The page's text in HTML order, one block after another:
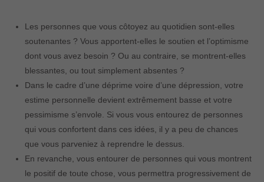
Les personnes que vous côtoyez au quotidien sont-elles
soutenantes ? Vous apportent-elles le soutien et l’optimisme
dont vous avez besoin ? Ou au contraire, se montrent-elles
blessantes, ou tout simplement absentes ?
Dans le cadre d’une déprime voire d’une dépression, votre
estime personnelle devient extrêmement basse et votre
pessimisme s’envole. Si vous vous entourez de personnes
qui vous confortent dans ces idées, il y a peu de chances
que vous parveniez à reprendre le dessus.
En revanche, vous entourer de personnes qui vous montrent
le positif de toute chose, vous permettra progressivement de